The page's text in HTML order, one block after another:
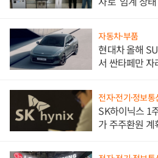
자동차·부품
현대차 올해
서 싼타페만 자
전자·전기·정보통
SK하이닉스 1
가 주주환원 계